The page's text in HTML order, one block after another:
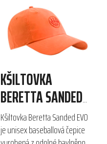
KŠILTOVKA
BERETTA SANDED
EVO
Kšiltovka Beretta Sanded EVO
je unisex baseballová čepice